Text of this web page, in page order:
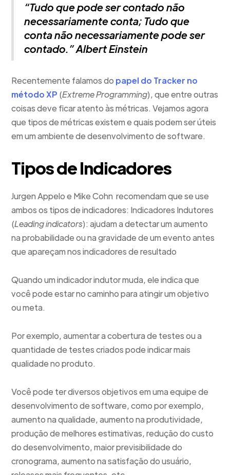
“Tudo que pode ser contado não
necessariamente conta; Tudo que
conta não necessariamente pode ser
contado.” Albert Einstein
Recentemente falamos do papel do Tracker no
método XP (Extreme Programming), que entre outras
coisas deve ficar atento às métricas. Vejamos agora
que tipos de métricas existem e quais podem ser úteis
em um ambiente de desenvolvimento de software.
Tipos de Indicadores
Jurgen Appelo e Mike Cohn recomendam que se use
ambos os tipos de indicadores: Indicadores Indutores
(Leading indicators): ajudam a detectar um aumento
na probabilidade ou na gravidade de um evento antes
que apareçam nos indicadores de resultado
Quando um indicador indutor muda, ele indica que
você pode estar no caminho para atingir um objetivo
ou meta.
Por exemplo, aumentar a cobertura de testes ou a
quantidade de testes criados pode indicar mais
qualidade no produto.
Você pode ter diversos objetivos em uma equipe de
desenvolvimento de software, como por exemplo,
aumento na qualidade, aumento na produtividade,
produção de melhores estimativas, redução do custo
do desenvolvimento, maior previsibilidade do
cronograma, aumento na satisfação do usuário,